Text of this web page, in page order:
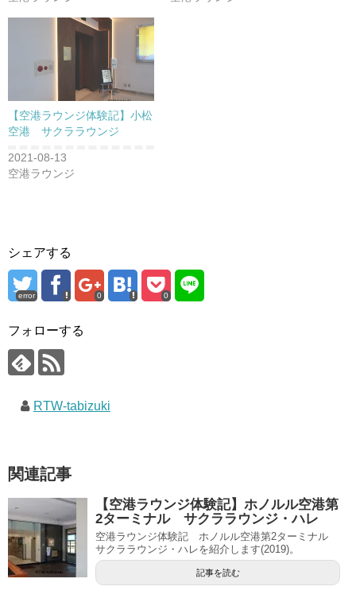
【空港ラウンジ体験記】小松
空港 サクララウンジ
2021-08-13
空港ラウンジ
シェアする
error 0 0
フォローする
RTW-tabizuki
関連記事
【空港ラウンジ体験記】ホノルル空港第
2ターミナル サクララウンジ・ハレ
空港ラウンジ体験記 ホノルル空港第2ターミナル
サクララウンジ・ハレを紹介します(2019)。
記事を読む